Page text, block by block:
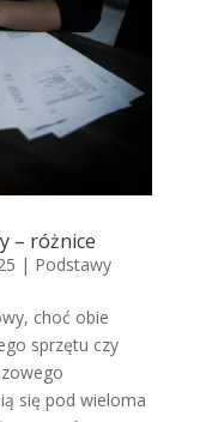
– różnice
| Podstawy
choć obie
sprzętu czy
się pod wieloma